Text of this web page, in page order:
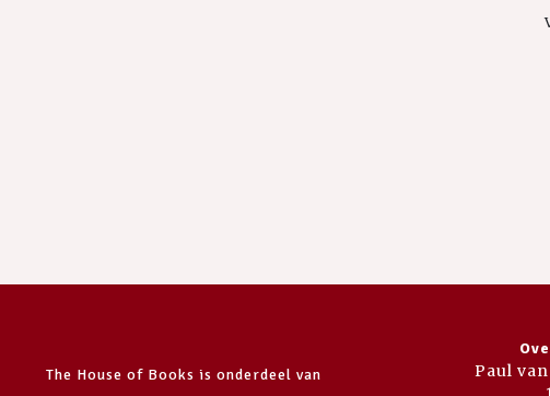
The House of Books is onderdeel van
Paul